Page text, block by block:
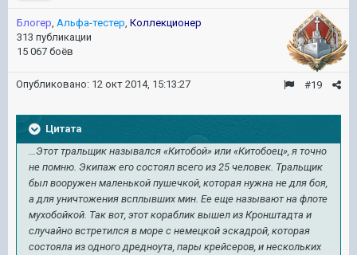
Блогер, Альфа-тестер, Коллекционер
313 публикации
15 067 боёв
#19
Опубликовано: 12 окт 2014, 15:13:27
Цитата
...Этот тральщик назывался «Китобой» или «Китобоец», я точно
не помню. Экипаж его состоял всего из 25 человек. Тральщик
был вооружен маленькой пушечкой, которая нужна не для боя,
а для уничтожения всплывших мин. Ее еще называют на флоте
мухобойкой. Так вот, этот кораблик вышел из Кронштадта и
случайно встретился в море с немецкой эскадрой, которая
состояла из одного дредноута, пары крейсеров, и нескольких